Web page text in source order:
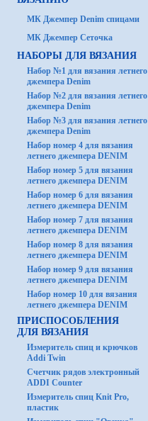
МК Джемпер Denim спицами
МК Джемпер Сеточка
НАБОРЫ ДЛЯ ВЯЗАНИЯ
Набор №1 для вязания летнего
джемпера Denim
Набор №2 для вязания летнего
джемпера Denim
Набор №3 для вязания летнего
джемпера Denim
Набор номер 4 для вязания
летнего джемпера DENIM
Набор номер 5 для вязания
летнего джемпера DENIM
Набор номер 6 для вязания
летнего джемпера DENIM
Набор номер 7 для вязания
летнего джемпера DENIM
Набор номер 8 для вязания
летнего джемпера DENIM
Набор номер 9 для вязания
летнего джемпера DENIM
Набор номер 10 для вязания
летнего джемпера DENIM
ПРИСПОСОБЛЕНИЯ
ДЛЯ ВЯЗАНИЯ
Измеритель спиц и крючков
Addi Twin
Счетчик рядов электронный
ADDI Counter
Измеритель спиц Knit Pro,
пластик